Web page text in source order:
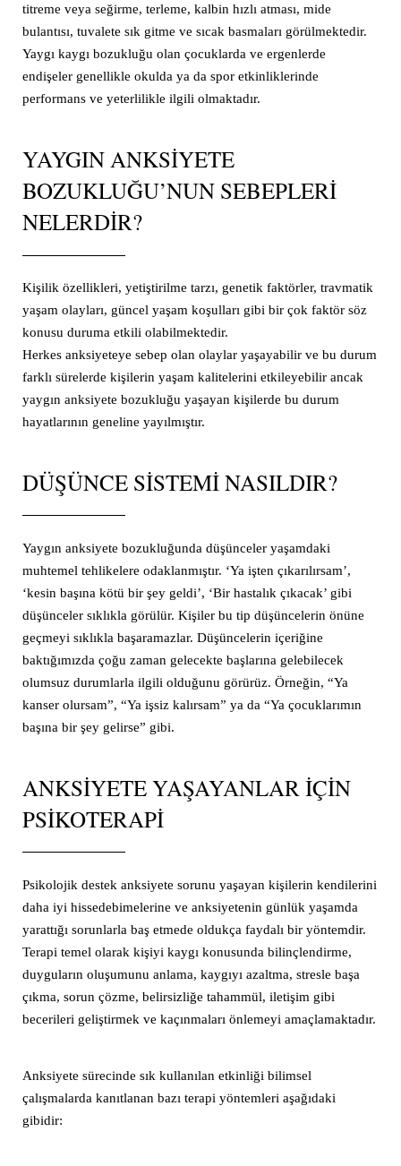
titreme veya seğirme, terleme, kalbin hızlı atması, mide
bulantısı, tuvalete sık gitme ve sıcak basmaları görülmektedir.
Yaygı kaygı bozukluğu olan çocuklarda ve ergenlerde
endişeler genellikle okulda ya da spor etkinliklerinde
performans ve yeterlilikle ilgili olmaktadır.
YAYGIN ANKSIYETE
BOZUKLUĞU’NUN SEBEPLERI
NELERDIR?
Kişilik özellikleri, yetiştirilme tarzı, genetik faktörler, travmatik
yaşam olayları, güncel yaşam koşulları gibi bir çok faktör söz
konusu duruma etkili olabilmektedir.
Herkes anksiyeteye sebep olan olaylar yaşayabilir ve bu durum
farklı sürelerde kişilerin yaşam kalitelerini etkileyebilir ancak
yaygın anksiyete bozukluğu yaşayan kişilerde bu durum
hayatlarının geneline yayılmıştır.
DÜŞÜNCE SISTEMI NASILDIR?
Yaygın anksiyete bozukluğunda düşünceler yaşamdaki
muhtemel tehlikelere odaklanmıştır. ‘Ya işten çıkarılırsam’,
‘kesin başına kötü bir şey geldi’, ‘Bir hastalık çıkacak’ gibi
düşünceler sıklıkla görülür. Kişiler bu tip düşüncelerin önüne
geçmeyi sıklıkla başaramazlar. Düşüncelerin içeriğine
baktığımızda çoğu zaman gelecekte başlarına gelebilecek
olumsuz durumlarla ilgili olduğunu görürüz. Örneğin, “Ya
kanser olursam”, “Ya işsiz kalırsam” ya da “Ya çocuklarımın
başına bir şey gelirse” gibi.
ANKSIYETE YAŞAYANLAR IÇIN
PSIKOTERAPI
Psikolojik destek anksiyete sorunu yaşayan kişilerin kendilerini
daha iyi hissedebimelerine ve anksiyetenin günlük yaşamda
yarattığı sorunlarla baş etmede oldukça faydalı bir yöntemdir.
Terapi temel olarak kişiyi kaygı konusunda bilinçlendirme,
duyguların oluşumunu anlama, kaygıyı azaltma, stresle başa
çıkma, sorun çözme, belirsizliğe tahammül, iletişim gibi
becerileri geliştirmek ve kaçınmaları önlemeyi amaçlamaktadır.
Anksiyete sürecinde sık kullanılan etkinliği bilimsel
çalışmalarda kanıtlanan bazı terapi yöntemleri aşağıdaki
gibidir: